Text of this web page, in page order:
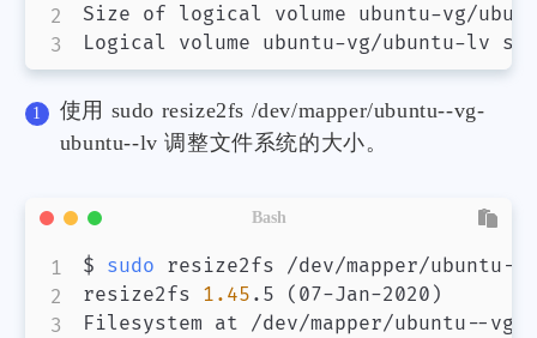
Size of logical volume ubuntu-vg/
Logical volume ubuntu-vg/ubuntu-lv
使用 sudo resize2fs /dev/mapper/ubuntu--vg-
ubuntu--lv 调整文件系统的大小。
$ sudo resize2fs /dev/mapper/ubuntu--
resize2fs 1.45 .5 ( 07-Jan-2020 )
Filesystem at /dev/mapper/ubuntu--
Bash